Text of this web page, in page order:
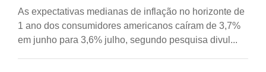
As expectativas medianas de inflação no horizonte de
1 ano dos consumidores americanos caíram de 3,7%
em junho para 3,6% julho, segundo pesquisa divul...